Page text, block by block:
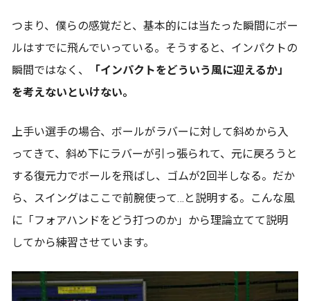
つまり、僕らの感覚だと、基本的には当たった瞬間にボー
ルはすでに飛んでいっている。そうすると、インパクトの
瞬間ではなく、
「インパクトをどういう風に迎えるか」
を考えないといけない。
上手い選手の場合、ボールがラバーに対して斜めから入
ってきて、斜め下にラバーが引っ張られて、元に戻ろうと
する復元力でボールを飛ばし、ゴムが2回半しなる。だか
ら、スイングはここで前腕使って…と説明する。こんな風
に「フォアハンドをどう打つのか」から理論立てて説明
してから練習させています。